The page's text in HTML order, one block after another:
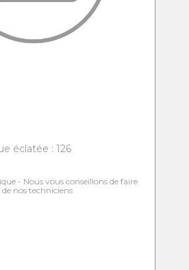
éclatée : 126
- Nous vous conseillons de faire
nos techniciens